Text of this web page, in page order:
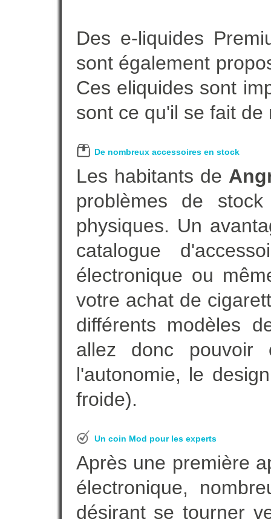
Des e-liquides
sont également
Ces eliquides sont
sont ce qu'il se fait
De nombreux accessoires en stock
Les habitants de
problèmes de
physiques. Un
catalogue
électronique ou
votre achat de
différents modèles
allez donc pouvoir
l'autonomie, le
froide).
Un coin Mod pour les experts
Après une première
électronique,
désirant se tourner